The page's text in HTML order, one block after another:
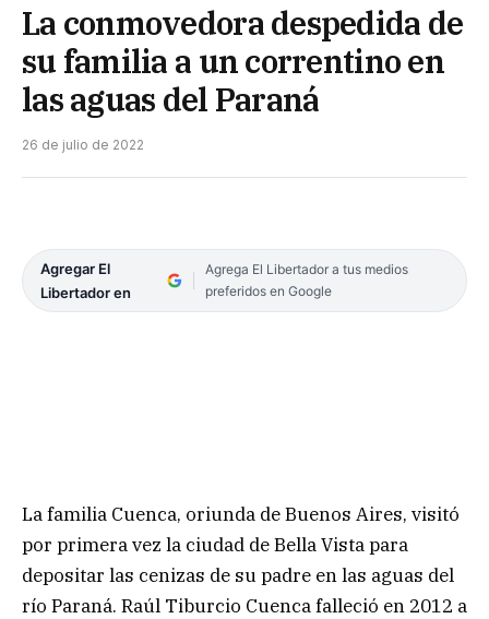
La conmovedora despedida de
su familia a un correntino en
las aguas del Paraná
26 de julio de 2022
Agregar El
Libertador en
Agrega El Libertador a tus medios
preferidos en Google
La familia Cuenca, oriunda de Buenos Aires, visitó
por primera vez la ciudad de Bella Vista para
depositar las cenizas de su padre en las aguas del
río Paraná. Raúl Tiburcio Cuenca falleció en 2012 a